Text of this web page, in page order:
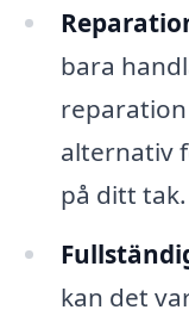
bara
alternativ
på ditt tak.
kan det